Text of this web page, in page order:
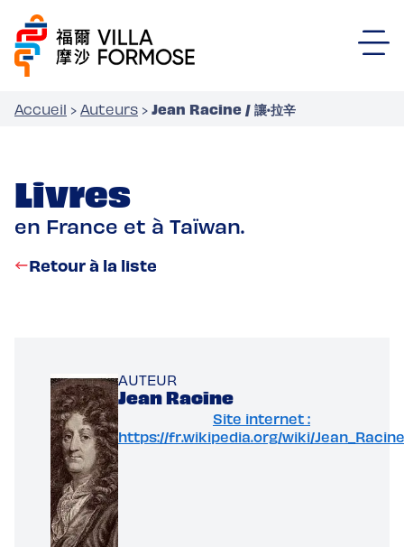
Accueil › Auteurs › Jean Racine / 讓·拉辛
Livres
en France et à Taïwan.
Retour à la liste
AUTEUR
Jean Racine
Site internet :
https://fr.wikipedia.org/wiki/Jean_Racine